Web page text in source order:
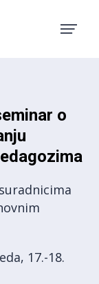
o
17.-18.